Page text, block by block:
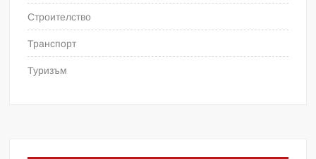
Строителство
Транспорт
Туризъм